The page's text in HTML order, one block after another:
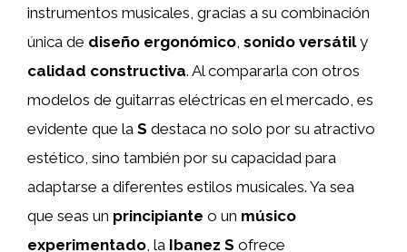
instrumentos musicales, gracias a su combinación
única de diseño ergonómico sonido versátily
calidad constructiva. Al compararla con otros
modelos de guitarras eléctricas en el mercado, es
evidente que la S destaca no solo por su atractivo
estético, sino también por su capacidad para
adaptarse a diferentes estilos musicales. Ya sea
que seas un principiante o un músico
experimentado , la Ibanez S ofrece